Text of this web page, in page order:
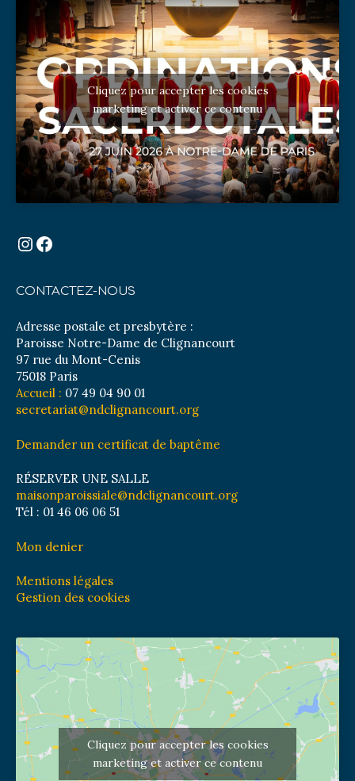
Cliquez pour accepter les cookies
marketing et activer ce contenu
Instagram
Facebook
CONTACTEZ-NOUS
Adresse postale et presbytère :
Paroisse Notre-Dame de Clignancourt
97 rue du Mont-Cenis
75018 Paris
Accueil : 07 49 04 90 01
secretariat@ndclignancourt.org
Demander un certificat de baptême
RÉSERVER UNE SALLE
maisonparoissiale@ndclignancourt.org
Tél : 01 46 06 06 51
Mon denier
Mentions légales
Gestion des cookies
Cliquez pour accepter les cookies
marketing et activer ce contenu